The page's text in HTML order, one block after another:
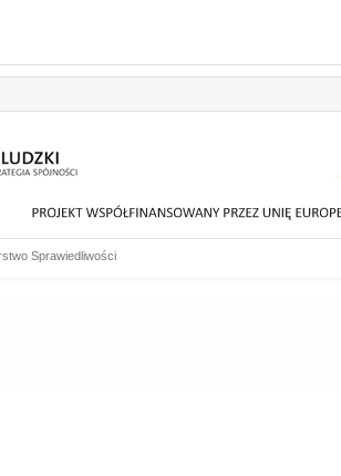
Sprawiedliwości